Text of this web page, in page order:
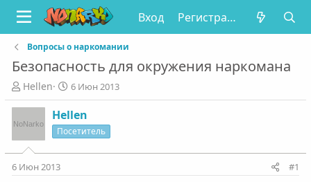
Вход Регистрация
Вопросы о наркомании
Безопасность для окружения наркомана
А
в
т
о
р
т
е
Hellen
Д
а
т
а
н
а
6 Июн 2013
Hellen
Посетитель
6 Июн 2013 #1